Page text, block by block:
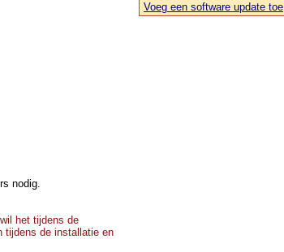
nodig.
het tijdens de
tijdens de installatie en
Voeg een software update toe